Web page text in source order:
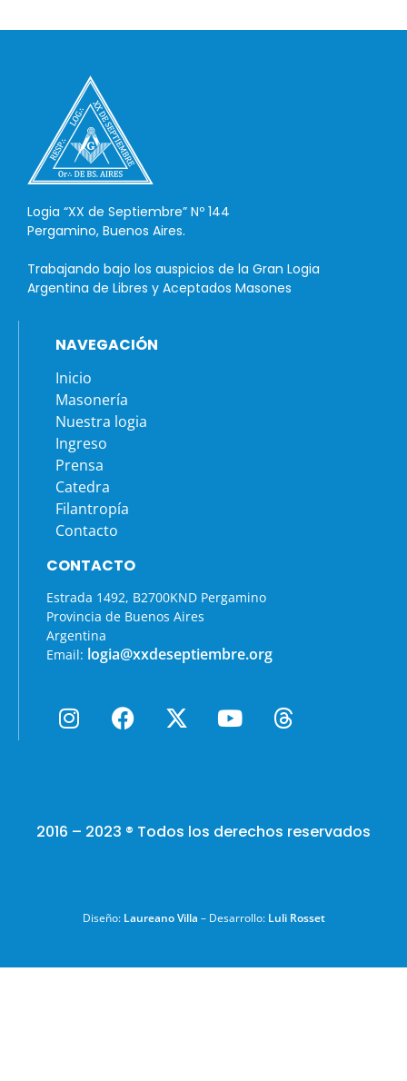
Logia “XX de Septiembre” Nº 144
Pergamino, Buenos Aires.
Trabajando bajo los auspicios de la Gran Logia
Argentina de Libres y Aceptados Masones
NAVEGACIÓN
Inicio
Masonería
Nuestra logia
Ingreso
Prensa
Catedra
Filantropía
Contacto
CONTACTO
Estrada 1492, B2700KND Pergamino
Provincia de Buenos Aires
Argentina
Email: logia@xxdeseptiembre.org
2016 – 2023 ® Todos los derechos reservados
Diseño: Laureano Villa – Desarrollo: Luli Rosset